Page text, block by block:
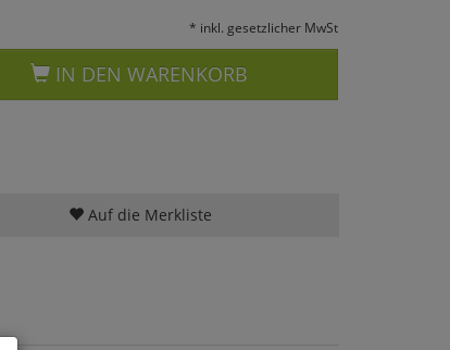
* inkl. gesetzlicher MwSt
IN DEN WARENKORB
Auf die Merkliste